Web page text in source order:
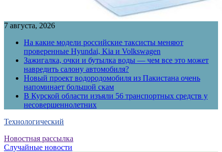
7 августа, 2026
На какие модели российские таксисты меняют
проверенные Hyundai, Kia и Volkswagen
Зажигалка, очки и бутылка воды — чем все это может
навредить салону автомобиля?
Новый проект водородомобиля из Пакистана очень
напоминает большой скам
В Курской области изъяли 56 транспортных средств у
несовершеннолетних
Технологический
Новостная рассылка
Случайные новости